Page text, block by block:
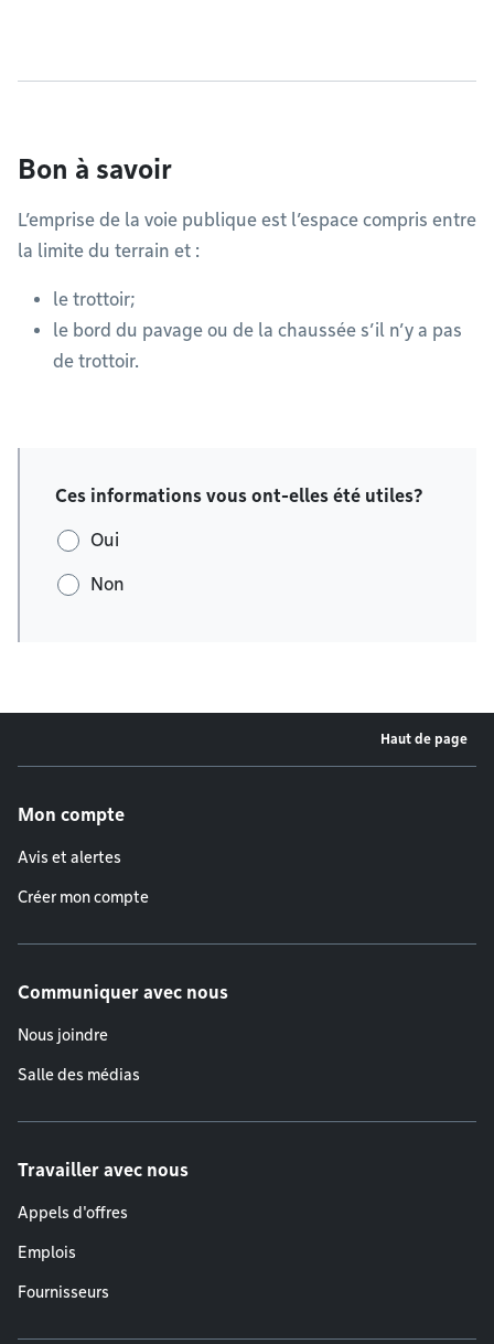
Bon à savoir
L’emprise de la voie publique est l’espace compris entre
la limite du terrain et :
le trottoir;
le bord du pavage ou de la chaussée s’il n’y a pas
de trottoir.
Ces informations vous ont-elles été utiles?
Oui
Non
Haut de page
Mon compte
Avis et alertes
Créer mon compte
Communiquer avec nous
Nous joindre
Salle des médias
Travailler avec nous
Appels d'offres
Emplois
Fournisseurs